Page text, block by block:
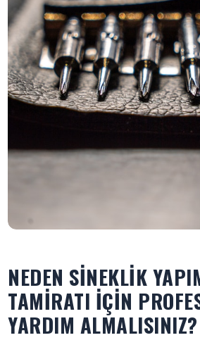
NEDEN SINEKLIK
TAMIRATI İÇIN
YARDIM ALMALISINIZ?